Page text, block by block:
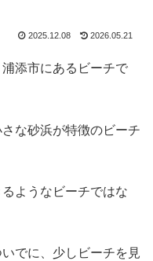
2025.12.08 2026.05.21
添市にあるビーチで
な砂浜が特徴のビーチ
ようなビーチではな
でに、少しビーチを見